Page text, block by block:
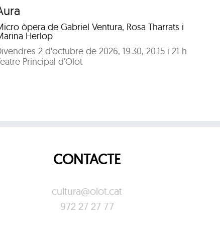
òpera de Gabriel Ventura, Rosa Tharrats i
Herlop
2 d'octubre de 2026, 19.30, 20.15 i 21 h
Principal d’Olot
CONTACTE
cultura@olot.cat
972 27 27 77